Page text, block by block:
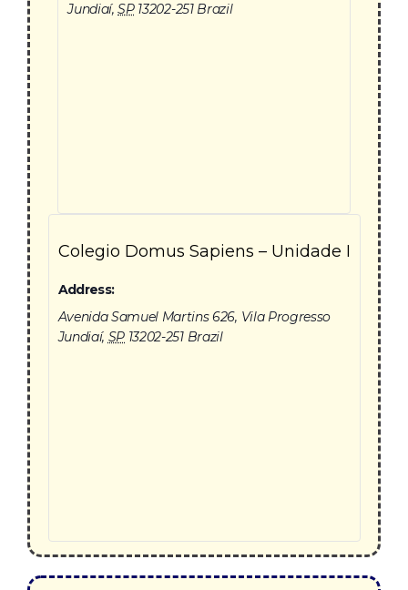
Jundiaí, SP 13202-251 Brazil
Colegio Domus Sapiens – Unidade I
Address:
Avenida Samuel Martins 626, Vila Progresso
Jundiaí, SP 13202-251 Brazil